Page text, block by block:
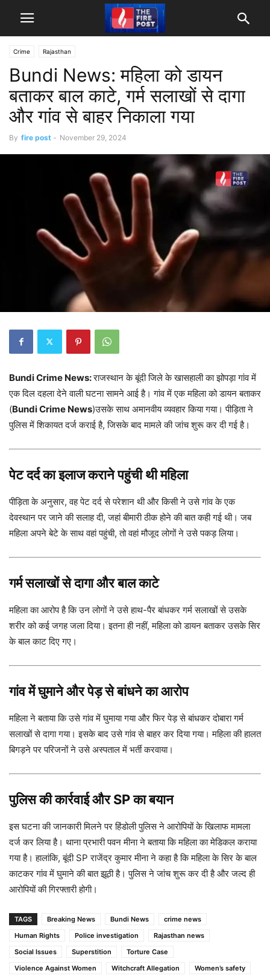
Crime Rajasthan
Bundi News: महिला को डायन
बताकर बाल काटे, गर्म सलाखों से दागा
और गांव से बाहर निकाला गया
By fire post - November 29, 2024
Bundi Crime News:राजस्थान के बूंदी जिले के खासहाली का झोपड़ा गांव में
एक दिल दहला देने वाली घटना सामने आई है। गांव में एक महिला को डायन बताकर
(Bundi Crime News)उसके साथ अमानवीय व्यवहार किया गया। पीड़िता ने
पुलिस में शिकायत दर्ज कराई है, जिसके बाद मामले की जांच शुरू कर दी गई है।
पेट दर्द का इलाज कराने पहुंची थी महिला
पीड़िता के अनुसार, वह पेट दर्द से परेशान थी और किसी ने उसे गांव के एक
देवस्थान पर जाने की सलाह दी, जहां बीमारी ठीक होने की बात कही गई थी। जब
महिला अपने बेटे के साथ वहां पहुंची, तो वहां मौजूद लोगों ने उसे पकड़ लिया।
गर्म सलाखों से दागा और बाल काटे
महिला का आरोप है कि उन लोगों ने उसे हाथ-पैर बांधकर गर्म सलाखों से उसके
शरीर को कई जगह जला दिया। इतना ही नहीं, महिला को डायन बताकर उसके सिर
के बाल काट दिए गए।
गांव में घुमाने और पेड़ से बांधने का आरोप
महिला ने बताया कि उसे गांव में घुमाया गया और फिर पेड़ से बांधकर दोबारा गर्म
सलाखों से दागा गया। इसके बाद उसे गांव से बाहर कर दिया गया। महिला की हालत
बिगड़ने पर परिजनों ने उसे अस्पताल में भर्ती करवाया।
पुलिस की कार्रवाई और SP का बयान
इस घटना की जानकारी मिलने पर हिंडोली पुलिस ने आरोपियों के खिलाफ मामला
दर्ज कर लिया है। थाना प्रभारी पवन मीना ने बताया कि महिला का मेडिकल कराया
गया है। हालांकि, बूंदी SP राजेंद्र कुमार मीना ने कहा है कि महिला के सिर के बाल
काटकर गांव में घुमाने की बात झूठी है। पुलिस ने जांच शुरू कर दी है और जल्द ही
आरोपियों की गिरफ्तारी होगी।
TAGS Breaking News Bundi News
crime news
Human Rights
Police investigation
Rajasthan news
Social Issues
Superstition
Torture Case
Violence Against Women
Witchcraft Allegation Women’s safety